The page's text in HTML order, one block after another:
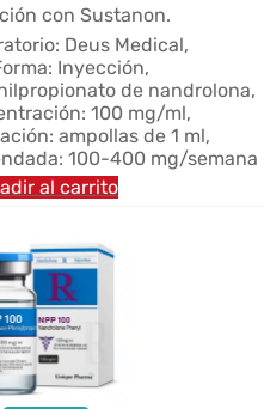
con Sustanon.
Deus Medical,
Inyección,
de nandrolona,
100 mg/ml,
ampollas de 1 ml,
100-400 mg/semana
al carrito